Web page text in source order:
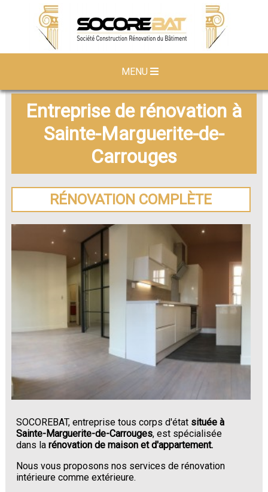
MENU
Entreprise de rénovation à
Sainte-Marguerite-de-
Carrouges
RÉNOVATION COMPLÈTE
SOCOREBAT, entreprise tous corps d'état située à
Sainte-Marguerite-de-Carrouges, est spécialisée
dans larénovation de maison et d'appartement.
Nous vous proposons nos services de rénovation
intérieure comme extérieure.